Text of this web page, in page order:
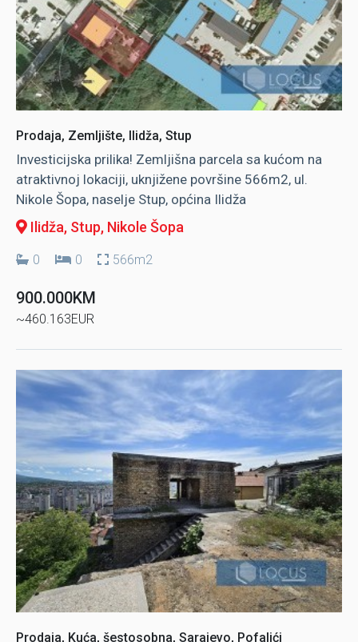
Prodaja, Zemljište, Ilidža, Stup
Investicijska prilika! Zemljišna parcela sa kućom na
atraktivnoj lokaciji, uknjižene površine 566m2, ul.
Nikole Šopa, naselje Stup, općina Ilidža
Ilidža, Stup, Nikole Šopa
0 0 566m2
900.000KM
~460.163EUR
Prodaja, Kuća, šestosobna, Sarajevo, Pofalići